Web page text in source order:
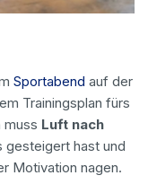
Sportabend auf der
Trainingsplan fürs
muss Luft nach
gesteigert hast und
Motivation nagen.